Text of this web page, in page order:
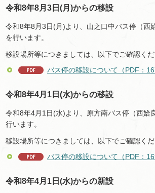
令和8年8月3日(月)からの移設
令和8年8月3日(月)より、山之口中バス停（西
を行います。
移設場所等につきましては、以下でご確認くだ
バス停の移設について（PDF：
令和8年4月1日(水)からの移設
令和8年4月1日(水)より、原方南バス停（西姶
行います。
移設場所等につきましては、以下でご確認くだ
バス停の移設について（PDF：
令和8年4月1日(水)からの新設